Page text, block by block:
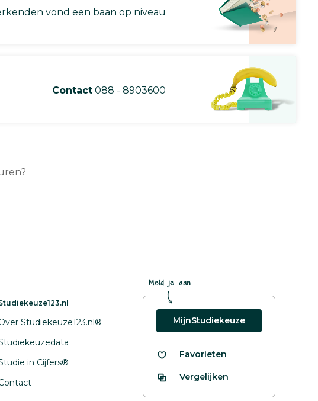
vond een baan op niveau
Contact 088 - 8903600
Studiekeuze123.nl®
in Cijfers®
Meld je aan
MijnStudiekeuze
Favorieten
Vergelijken